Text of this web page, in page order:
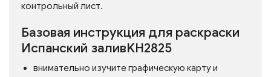
контрольный лист.
Базовая инструкция для раскраски
Испанский заливKH2825
внимательно изучите графическую карту и